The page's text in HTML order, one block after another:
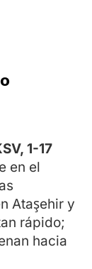
1-17
en el
Ataşehir y
rápido;
hacia